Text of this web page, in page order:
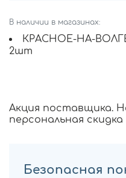
В наличии в магазинах:
КРАСНОЕ-НА-
2шт
Акция поставщика.
персональная
Безопасная